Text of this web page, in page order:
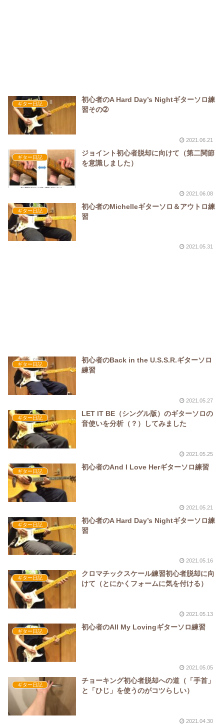
ギター日記
初心者のA Hard Day’s Nightギターソロ練
習その➁
2021.06.21
ギター日記
ジョイント初心者脱却に向けて（第二関節
を意識しました）
2021.06.08
ギター日記
初心者のMichelleギターソロ＆アウトロ練
習
2021.05.31
ギター日記
初心者のBack in the U.S.S.R.ギターソロ
練習
2021.05.27
ギター日記
LET IT BE（シングル版）のギターソロの
音使いを分析（？）してみました
2021.05.25
ギター日記
初心者のAnd I Love Herギターソロ練習
2021.05.21
ギター日記
初心者のA Hard Day’s Nightギターソロ練
習
2021.05.16
ギター日記
クロマチックスケール練習初心者脱却に向
けて（とにかくフォームに気を付ける）
2021.05.13
ギター日記
初心者のAll My Lovingギターソロ練習
2021.05.05
ギター日記
チョーキング初心者脱却への道（「手首」
と「ひじ」を使うのがコツらしい）
2021.04.30